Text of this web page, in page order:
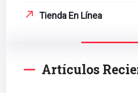
Tienda En Línea
Artículos